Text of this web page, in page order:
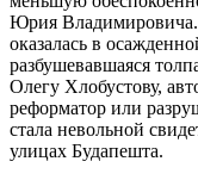
Юрия Владимировича.
оказалась в
разбушевавшаяся
Олегу Хлобустову,
реформатор или
стала невольной
улицах Будапешта.